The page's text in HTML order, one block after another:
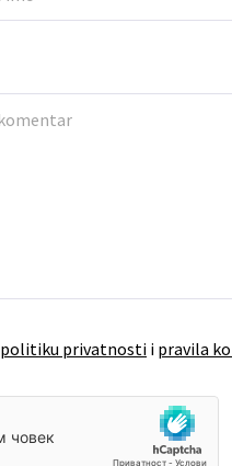
politiku privatnosti i pravila